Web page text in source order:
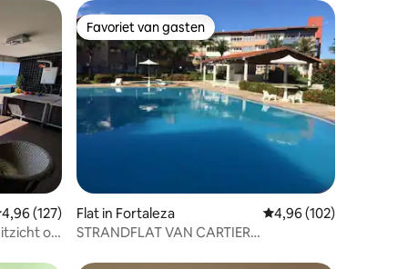
beoordeling van 4,96 op 5, 127 recensies
4,96 (127)
op
Favoriet van gasten
Favoriet van gasten
Flat in Fortaleza Gemiddelde
4,96 (102)
STRANDFLAT VAN CARTIER